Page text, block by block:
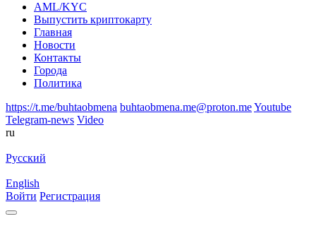
AML/KYC
Выпустить криптокарту
Главная
Новости
Контакты
Города
Политика
https://t.me/buhtaobmena buhtaobmena.me@proton.meYoutube
Telegram-news Video
ru
Русский
English
Войти Регистрация